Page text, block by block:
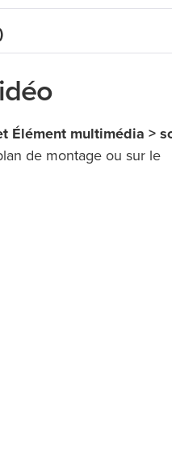
Élément multimédia >
de montage ou sur le